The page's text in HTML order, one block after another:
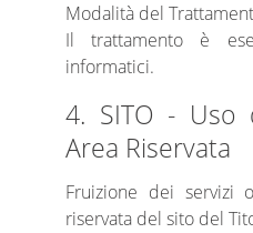
Modalità del
Il trattamento è
informatici.
4. SITO - Uso
Area Riservata
Fruizione dei servizi
riservata del sito del